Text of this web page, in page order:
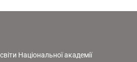
Національної академії